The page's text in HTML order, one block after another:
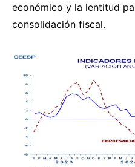
económico y la lentitud
consolidación fiscal.